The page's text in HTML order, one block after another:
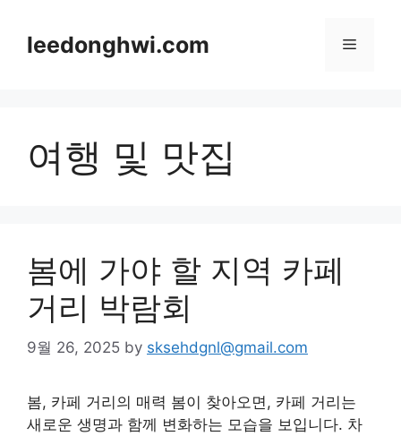
contentleedonghwi.com Menu
여행 및 맛집
봄에 가야 할 지역 카페
거리 박람회
9월 26, 2025 by sksehdgnl@gmail.com
봄, 카페 거리의 매력 봄이 찾아오면, 카페 거리는
새로운 생명과 함께 변화하는 모습을 보입니다. 차